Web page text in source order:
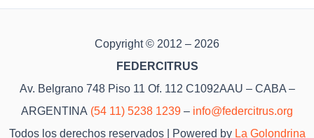
Copyright © 2012 – 2026
FEDERCITRUS
Av. Belgrano 748 Piso 11 Of. 112 C1092AAU – CABA –
ARGENTINA (54 11) 5238 1239 – info@federcitrus.org
Todos los derechos reservados | Powered by La Golondrina